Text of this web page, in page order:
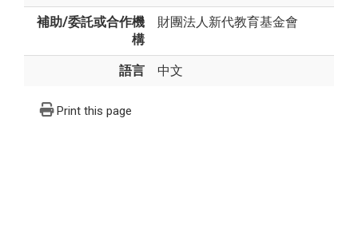
補助/委託或合作機
構
財團法人新代教育基金會
語言 中文
Print this page